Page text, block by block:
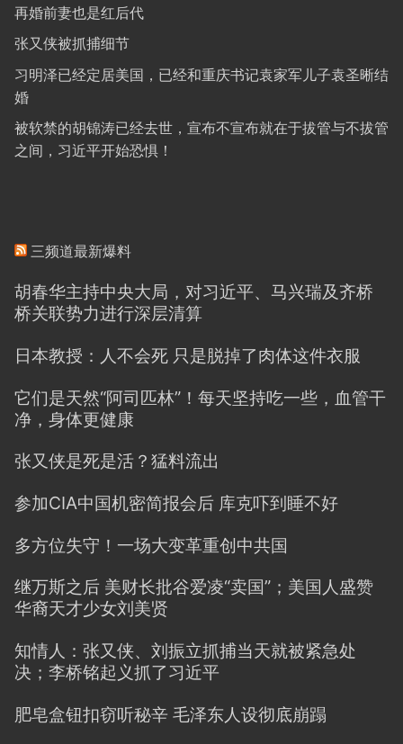
再婚前妻也是红后代
张又侠被抓捕细节
习明泽已经定居美国，已经和重庆书记袁家军儿子袁圣晰结
婚
被软禁的胡锦涛已经去世，宣布不宣布就在于拔管与不拔管
之间，习近平开始恐惧！
三频道最新爆料
胡春华主持中央大局，对习近平、马兴瑞及齐桥
桥关联势力进行深层清算
日本教授：人不会死 只是脱掉了肉体这件衣服
它们是天然“阿司匹林”！每天坚持吃一些，血管干
净，身体更健康
张又侠是死是活？猛料流出
参加CIA中国机密简报会后 库克吓到睡不好
多方位失守！一场大变革重创中共国
继万斯之后 美财长批谷爱凌“卖国”；美国人盛赞
华裔天才少女刘美贤
知情人：张又侠、刘振立抓捕当天就被紧急处
决；李桥铭起义抓了习近平
肥皂盒钮扣窃听秘辛 毛泽东人设彻底崩蹋